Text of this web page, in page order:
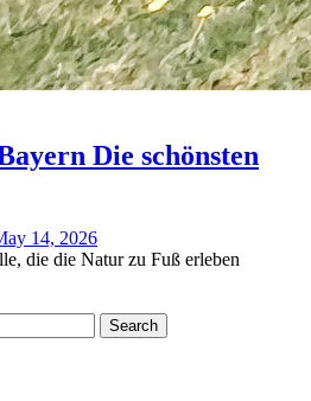
Die schönsten
14, 2026
die die Natur zu Fuß erleben